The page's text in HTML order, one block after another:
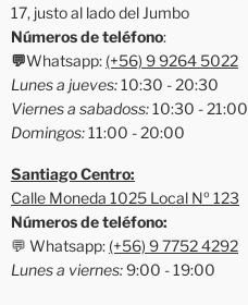
17, justo al lado del Jumbo
Números de teléfono:
💬Whatsapp: (+56) 9 9264 5022
Lunes a jueves:10:30 - 20:30
Viernes a sabadoss:10:30 - 21:00
Domingos:11:00 - 20:00
Santiago Centro:
Calle Moneda 1025 Local Nº 123
Números de teléfono:
💬 Whatsapp: (+56) 9 7752 4292
Lunes a viernes:9:00 - 19:00